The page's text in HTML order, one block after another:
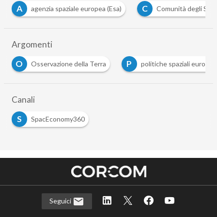
(Esa) C Comunità degli Stati dell'America Latina e dei Caraibi
Argomenti
Terra P politiche spaziali europee S sostenibilità
Canali
S
SpacEconomy360
Seguici